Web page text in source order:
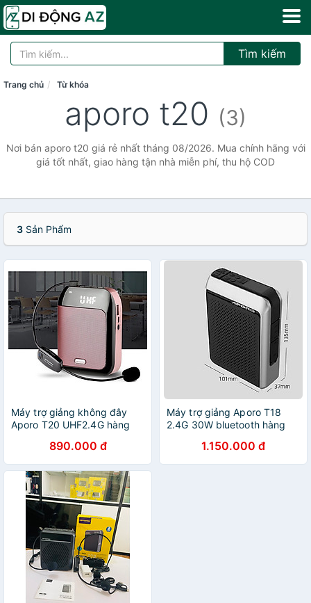
Tìm kiếm
Trang chủ Từ khóa
aporo t20 (3)
Nơi bán aporo t20 giá rẻ nhất tháng 08/2026. Mua chính hãng với
giá tốt nhất, giao hàng tận nhà miễn phí, thu hộ COD
3 Sản Phẩm
Máy trợ giảng không đây
Aporo T20 UHF2.4G hàng
890.000 đ
Máy trợ giảng Aporo T18
2.4G 30W bluetooth hàng
1.150.000 đ